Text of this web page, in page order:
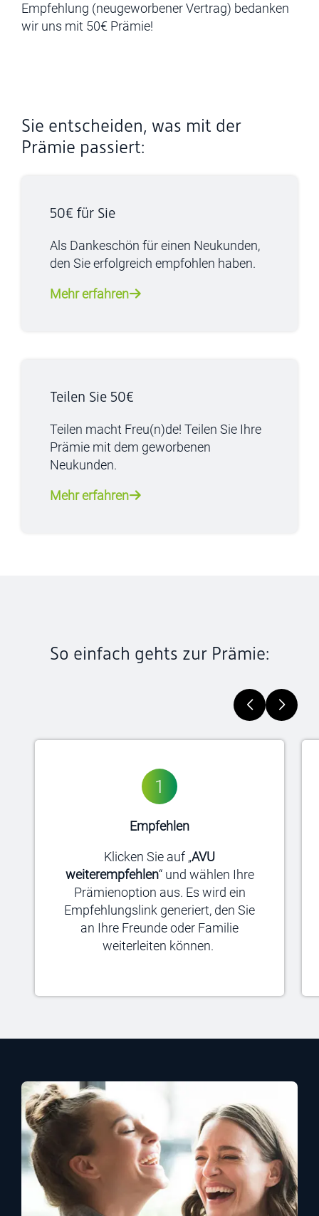
Empfehlung (neugeworbener Vertrag) bedanken
wir uns mit 50€ Prämie!
Sie entscheiden, was mit der
Prämie passiert:
50€ für Sie
Als Dankeschön für einen Neukunden,
den Sie erfolgreich empfohlen haben.
Mehr erfahren
Teilen Sie 50€
Teilen macht Freu(n)de! Teilen Sie Ihre
Prämie mit dem geworbenen
Neukunden.
Mehr erfahren
So einfach gehts zur Prämie:
1
Empfehlen
Klicken Sie auf „AVU
weiterempfehlen“ und wählen Ihre
Prämienoption aus. Es wird ein
Empfehlungslink generiert, den Sie
an Ihre Freunde oder Familie
weiterleiten können.